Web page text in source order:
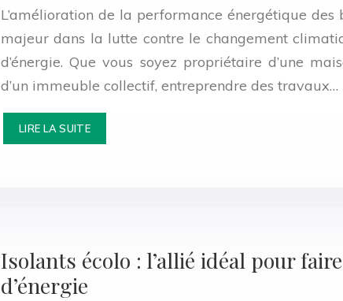
L’amélioration de la performance énergétique
majeur dans la lutte contre le changement
d’énergie. Que vous soyez propriétaire d’une
d’un immeuble collectif, entreprendre des travaux…
LIRE LA SUITE
Isolants écolo : l’allié idéal pour
d’énergie